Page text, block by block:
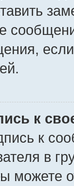
к
к
в
можете